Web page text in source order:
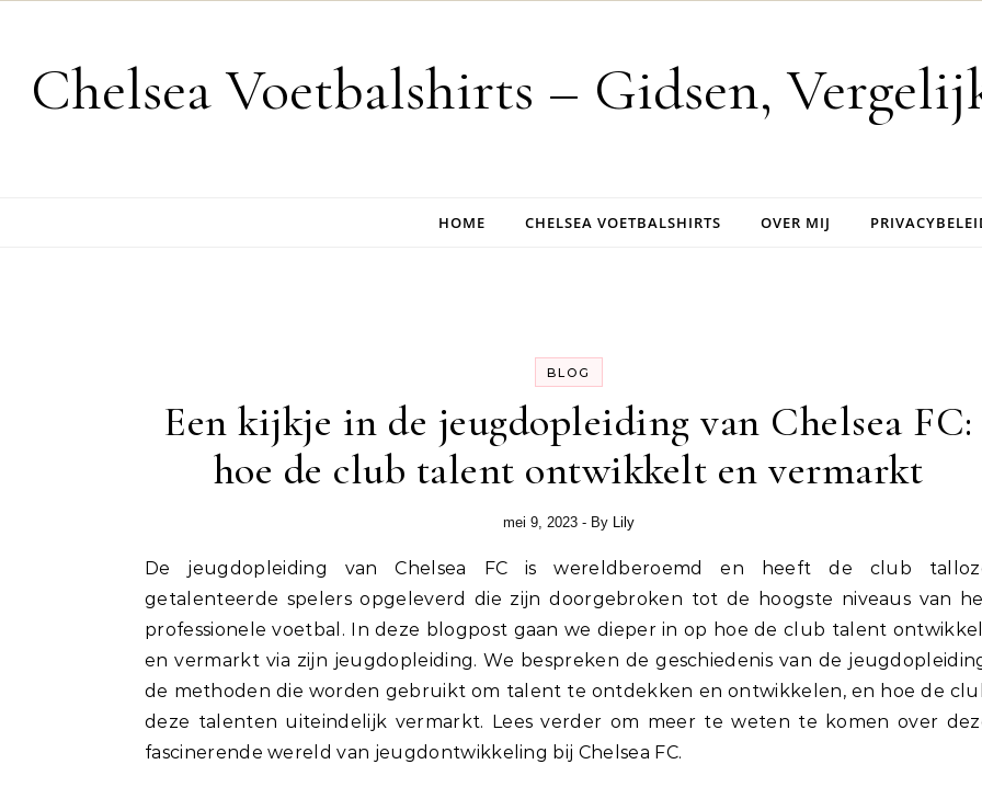
Chelsea Voetbalshirts – Gidsen,
HOME CHELSEA VOETBALSHIRTS OVER MIJ
BLOG
Een kijkje in de jeugdopleiding van Chelsea FC:
hoe de club talent ontwikkelt en vermarkt
mei 9, 2023 - By Lily
De jeugdopleiding van Chelsea FC is wereldberoemd en heeft de club talloze
getalenteerde spelers opgeleverd die zijn doorgebroken tot de hoogste niveaus van
professionele voetbal. In deze blogpost gaan we dieper in op hoe de club talent
en vermarkt via zijn jeugdopleiding. We bespreken de geschiedenis van de
de methoden die worden gebruikt om talent te ontdekken en ontwikkelen, en hoe de
deze talenten uiteindelijk vermarkt. Lees verder om meer te weten te komen over
fascinerende wereld van jeugdontwikkeling bij Chelsea FC.